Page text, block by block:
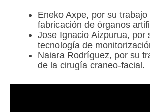
Eneko Axpe, por su trabajo
fabricación de órganos
Jose Ignacio Aizpurua, por
tecnología de
Naiara Rodríguez, por su
de la cirugía craneo-facial.